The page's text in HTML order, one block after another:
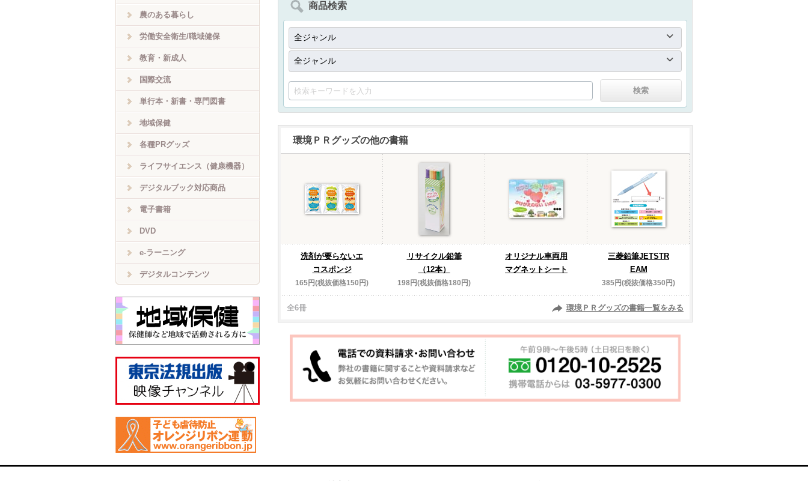
商品検索
環境ＰＲグッズの他の書籍
洗剤が要らないエ
コスポンジ
165円(税抜価格150円)
リサイクル鉛筆
（12本）
198円(税抜価格180円)
オリジナル車両用
マグネットシート
三菱鉛筆JETSTR
EAM
385円(税抜価格350円)
全6冊 環境ＰＲグッズの書籍一覧をみる
農のある暮らし
労働安全衛生/職域健保
教育・新成人
国際交流
単行本・新書・専門図書
地域保健
各種PRグッズ
ライフサイエンス（健康機器）
デジタルブック対応商品
電子書籍
DVD
e-ラーニング
デジタルコンテンツ